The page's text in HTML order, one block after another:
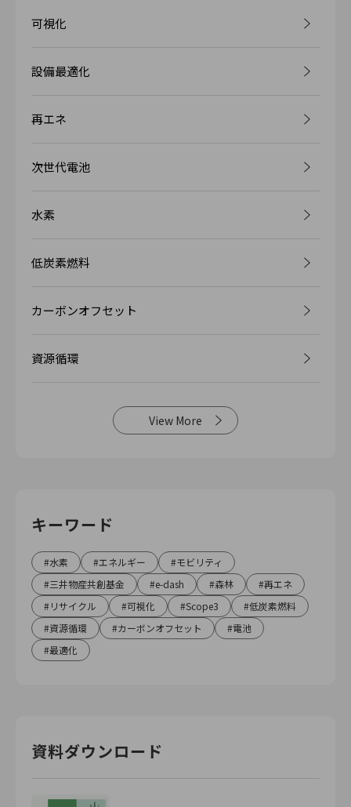
可視化
設備最適化
再エネ
次世代電池
水素
低炭素燃料
カーボンオフセット
資源循環
View More
キーワード
水素 エネルギー
モビリティ
三井物産共創基金
e-dash 森林
再エネ
リサイクル
可視化 Scope3
低炭素燃料
資源循環
カーボンオフセット
電池
最適化
資料ダウンロード